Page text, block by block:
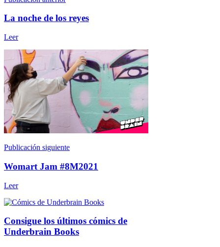
La noche de los reyes
Leer
Publicación siguiente
Womart Jam #8M2021
Leer
Consigue los últimos cómics de
Underbrain Books